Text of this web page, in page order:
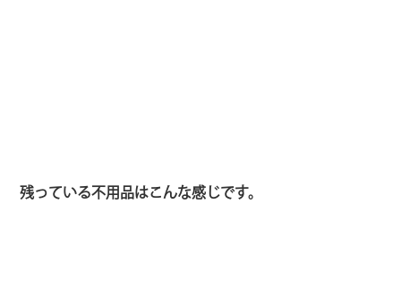
残っている不用品はこんな感じです。